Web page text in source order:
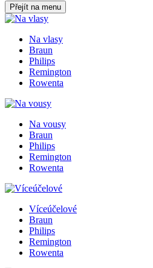
Přejít na menu
Na vlasy
Braun
Philips
Remington
Rowenta
Na vousy
Braun
Philips
Remington
Rowenta
Víceúčelové
Braun
Philips
Remington
Rowenta